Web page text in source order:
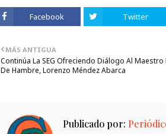
Facebook Twitter
MÁS ANTIGUA
Continúa La SEG Ofreciendo Diálogo Al Maestro
De Hambre, Lorenzo Méndez Abarca
Publicado por: